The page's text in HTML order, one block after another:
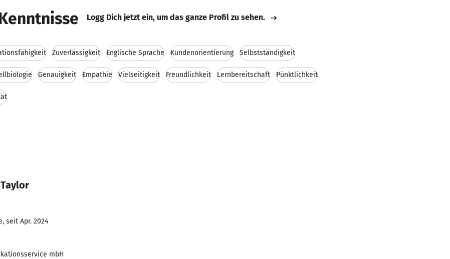
Logg Dich jetzt ein, um das ganze Profil zu sehen.
Zuverlässigkeit Englische Sprache Kundenorientierung Selbstständigkeit
Genauigkeit Empathie Vielseitigkeit Freundlichkeit Lernbereitschaft Pünktlichkeit
seit Apr. 2024
mbH